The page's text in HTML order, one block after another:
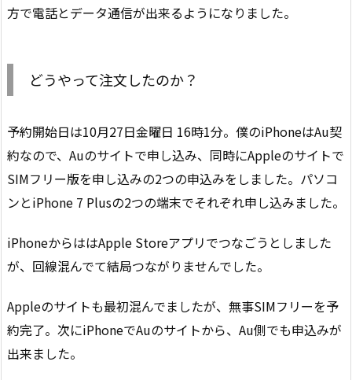
方で電話とデータ通信が出来るようになりました。
どうやって注文したのか？
予約開始日は10月27日金曜日 16時1分。僕のiPhoneはAu契
約なので、Auのサイトで申し込み、同時にAppleのサイトで
SIMフリー版を申し込みの2つの申込みをしました。パソコ
ンとiPhone 7 Plusの2つの端末でそれぞれ申し込みました。
iPhoneからははApple Storeアプリでつなごうとしました
が、回線混んでて結局つながりませんでした。
Appleのサイトも最初混んでましたが、無事SIMフリーを予
約完了。次にiPhoneでAuのサイトから、Au側でも申込みが
出来ました。